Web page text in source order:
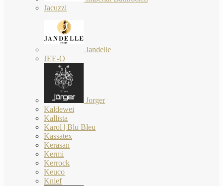
Jacuzzi
Jandelle
JEE-O
Jorger
Kaldewei
Kallista
Karol | Blu Bleu
Kassatex
Kerasan
Kermi
Kerrock
Keuco
Knief